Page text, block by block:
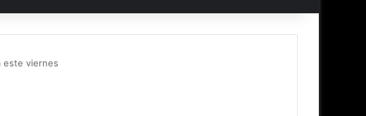
este viernes